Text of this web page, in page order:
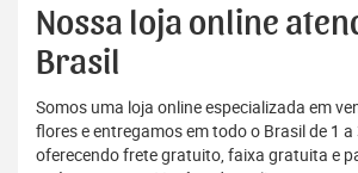
Nossa loja online
Brasil
Somos uma loja online especializada em
flores e entregamos em todo o Brasil de 1 a
oferecendo frete gratuito, faixa gratuita e